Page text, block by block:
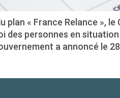
plan « France Relance »,
des personnes en
a annoncé le